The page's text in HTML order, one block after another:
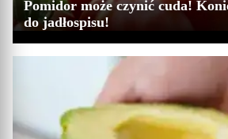
Pomidor może czynić cuda!
do jadłospisu!